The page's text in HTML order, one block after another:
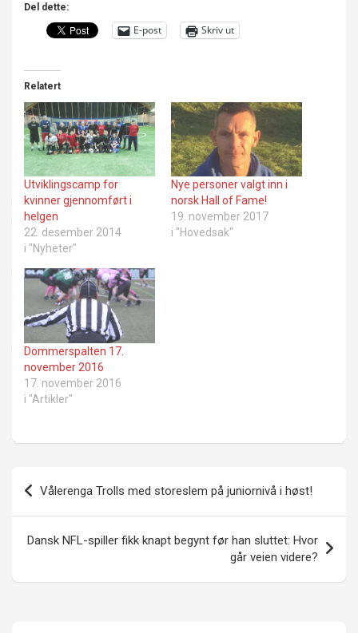
Del dette:
E-post Skriv ut
Relatert
Utviklingscamp for
kvinner gjennomført i
helgen
22. desember 2014
i "Nyheter"
Nye personer valgt inn i
norsk Hall of Fame!
19. november 2017
i "Hovedsak"
Dommerspalten 17.
november 2016
17. november 2016
i "Artikler"
Innleggsnavigasjon
Vålerenga Trolls med storeslem på juniornivå i høst!
Dansk NFL-spiller fikk knapt begynt før han sluttet: Hvor
går veien videre?